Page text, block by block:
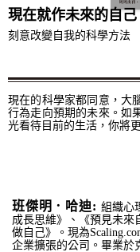
現在就作未來的自己
刻意改變自我的科學方法
現在的科學家都同意，大
行為走向預期的未來。如
光看待目前的生活，你將
班傑明．哈迪: 組織心
成長思維》、《預見未來
做自己》。現為
企業擴張的公司。畢業於